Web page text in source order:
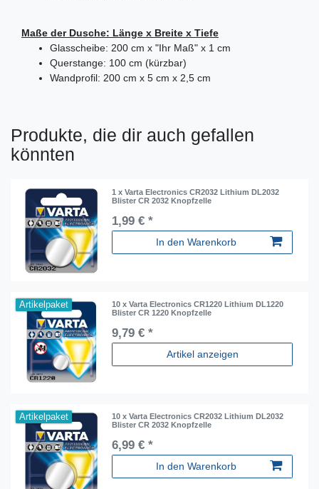
Maße der Dusche: Länge x Breite x Tiefe
Glasscheibe: 200 cm x "Ihr Maß" x 1 cm
Querstange: 100 cm (kürzbar)
Wandprofil: 200 cm x 5 cm x 2,5 cm
Produkte, die dir auch gefallen
könnten
1 x Varta Electronics CR2032 Lithium DL2032
Blister CR 2032 Knopfzelle
1,99 € *
In den Warenkorb
Artikelpaket
10 x Varta Electronics CR1220 Lithium DL1220
Blister CR 1220 Knopfzelle
9,79 € *
Artikel anzeigen
Artikelpaket
10 x Varta Electronics CR2032 Lithium DL2032
Blister CR 2032 Knopfzelle
6,99 € *
In den Warenkorb